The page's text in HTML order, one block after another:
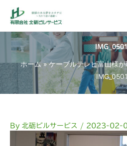
を
ッ
プ
ホーム
ケーブルテレビ富山様
IMG_0501
By 北砺ビルサービス / 2023-02-